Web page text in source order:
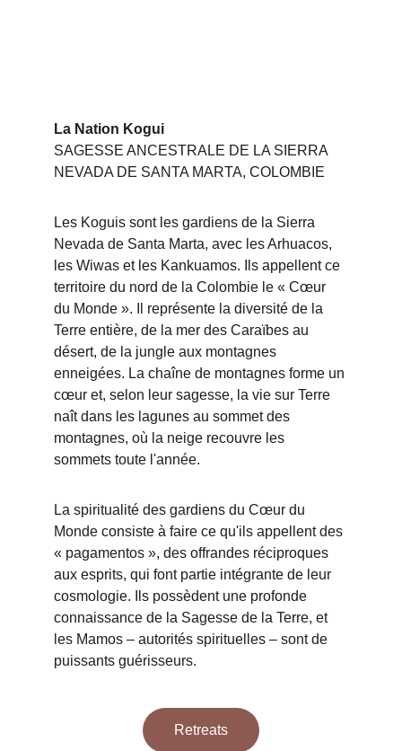
La Nation Kogui
SAGESSE ANCESTRALE DE LA SIERRA
NEVADA DE SANTA MARTA, COLOMBIE
Les Koguis sont les gardiens de la Sierra
Nevada de Santa Marta, avec les Arhuacos,
les Wiwas et les Kankuamos. Ils appellent ce
territoire du nord de la Colombie le « Cœur
du Monde ». Il représente la diversité de la
Terre entière, de la mer des Caraïbes au
désert, de la jungle aux montagnes
enneigées. La chaîne de montagnes forme un
cœur et, selon leur sagesse, la vie sur Terre
naît dans les lagunes au sommet des
montagnes, où la neige recouvre les
sommets toute l'année.
La spiritualité des gardiens du Cœur du
Monde consiste à faire ce qu'ils appellent des
« pagamentos », des offrandes réciproques
aux esprits, qui font partie intégrante de leur
cosmologie. Ils possèdent une profonde
connaissance de la Sagesse de la Terre, et
les Mamos – autorités spirituelles – sont de
puissants guérisseurs.
Retreats